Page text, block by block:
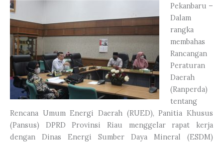
Pekanbaru –
Dalam
rangka
membahas
Rancangan
Peraturan
Daerah
(Ranperda)
tentang
Rencana Umum Energi Daerah (RUED), Panitia Khusus
(Pansus) DPRD Provinsi Riau menggelar rapat kerja
dengan Dinas Energi Sumber Daya Mineral (ESDM)